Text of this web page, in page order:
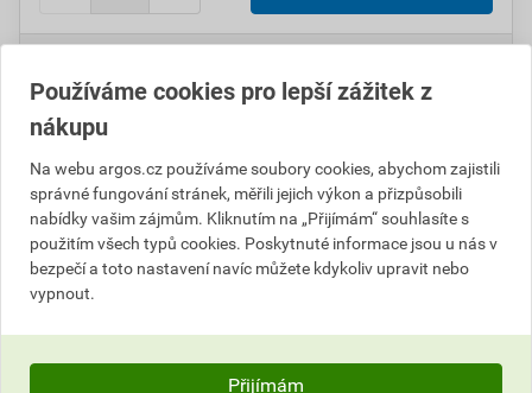
(2 218,85Kčbez DPH).
Číslo položky:
Výrobky značky: GPH
Popis
Používáme cookies pro lepší zážitek z
nákupu
Na webu argos.cz používáme soubory cookies, abychom zajistili
správné fungování stránek, měřili jejich výkon a přizpůsobili
nabídky vašim zájmům. Kliknutím na „Přijímám“ souhlasíte s
použitím všech typů cookies. Poskytnuté informace jsou u nás v
bezpečí a toto nastavení navíc můžete kdykoliv upravit nebo
vypnout.
Přijímám